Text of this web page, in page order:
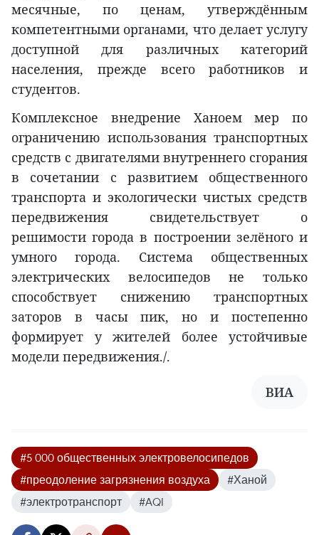
месячные, по ценам, утверждённым
компетентными органами, что делает услугу
доступной для различных категорий
населения, прежде всего работников и
студентов.
Комплексное внедрение Ханоем мер по
ограничению использования транспортных
средств с двигателями внутреннего сгорания
в сочетании с развитием общественного
транспорта и экологически чистых средств
передвижения свидетельствует о
решимости города в построении зелёного и
умного города. Система общественных
электрических велосипедов не только
способствует снижению транспортных
заторов в часы пик, но и постепенно
формирует у жителей более устойчивые
модели передвижения./.
ВИА
#5 000 общественных электровелосипедов
#преодоление загрязнения воздуха
#Ханой
#электротранспорт
#AQI